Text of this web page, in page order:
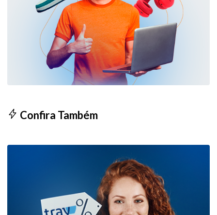
Confira Também